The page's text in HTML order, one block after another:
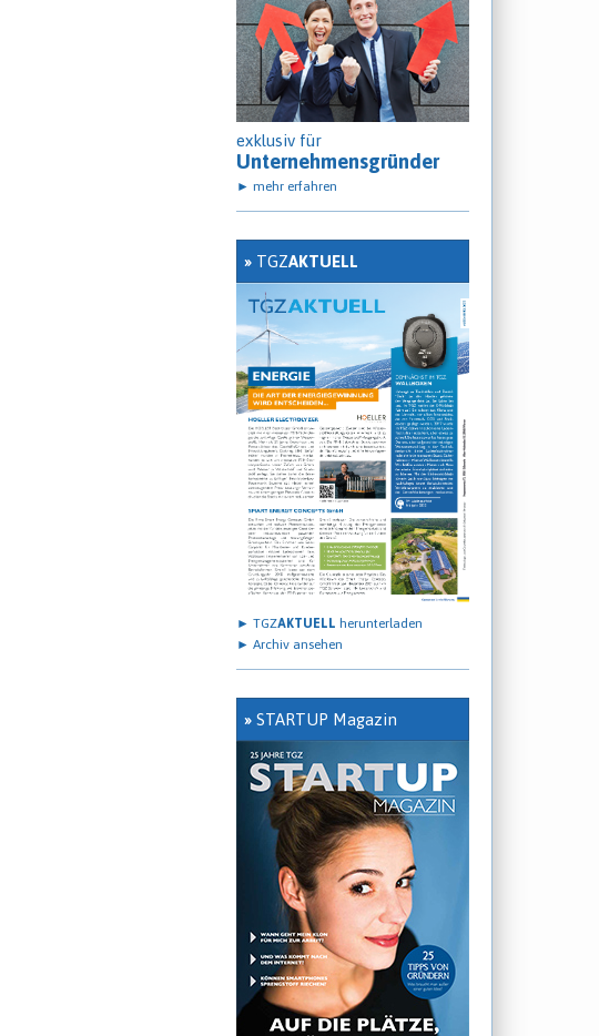
exklusiv für
Unternehmensgründer
► mehr erfahren
» TGZAKTUELL
► TGZAKTUELL herunterladen
► Archiv ansehen
» STARTUP Magazin